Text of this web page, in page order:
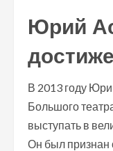
Юрий
В 2013 году
Большого
выступать в
Он был признан